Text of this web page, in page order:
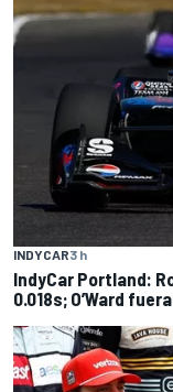
INDYCAR3 h
IndyCar Portland:
0.018s; O’Ward